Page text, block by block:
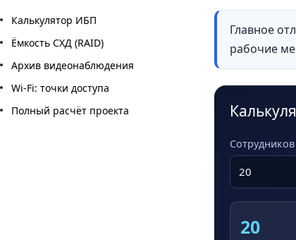
Главное
рабочие
20
Калькулятор ИБП
Ёмкость СХД (RAID)
Архив видеонаблюдения
Wi-Fi: точки доступа
Полный расчёт проекта